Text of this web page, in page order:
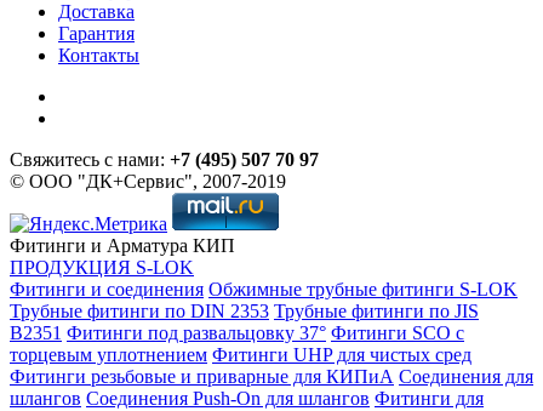
Доставка
Гарантия
Контакты
Свяжитесь с нами: +7 (495) 507 70 97
© ООО "ДК+Сервис", 2007-2019
Фитинги и Арматура КИП
ПРОДУКЦИЯ S-LOK
Фитинги и соединения Обжимные трубные фитинги S-LOK
Трубные фитинги по DIN 2353 Трубные фитинги по JIS
B2351 Фитинги под развальцовку 37° Фитинги SCO с
торцевым уплотнением Фитинги UHP для чистых сред
Фитинги резьбовые и приварные для КИПиА Соединения для
шлангов Соединения Push-On для шлангов Фитинги для